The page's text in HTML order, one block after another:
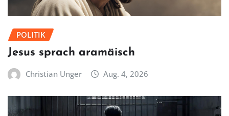
POLITIK
Jesus sprach aramäisch
Christian Unger Aug. 4, 2026